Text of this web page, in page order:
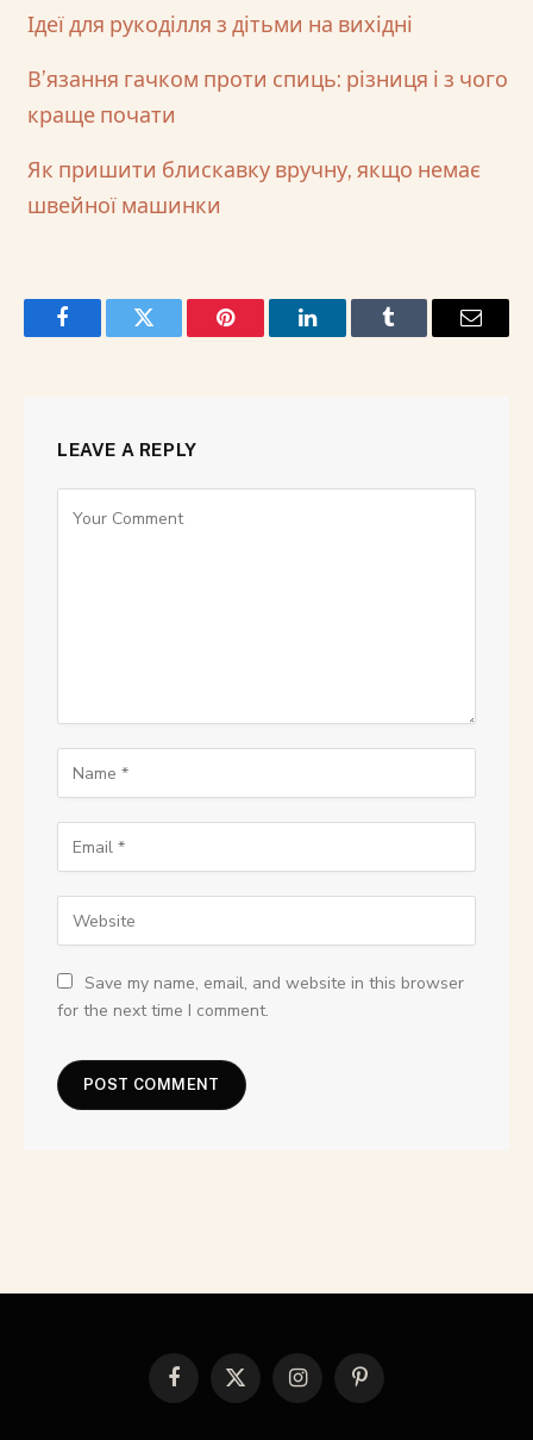
Ідеї для рукоділля з дітьми на вихідні
В’язання гачком проти спиць: різниця і з чого
краще почати
Як пришити блискавку вручну, якщо немає
швейної машинки
FacebookTwitter Pinterest LinkedInTumblr Email
LEAVE A REPLY
Save my name, email, and website in this browser
for the next time I comment.
FacebookX
InstagramPinterest